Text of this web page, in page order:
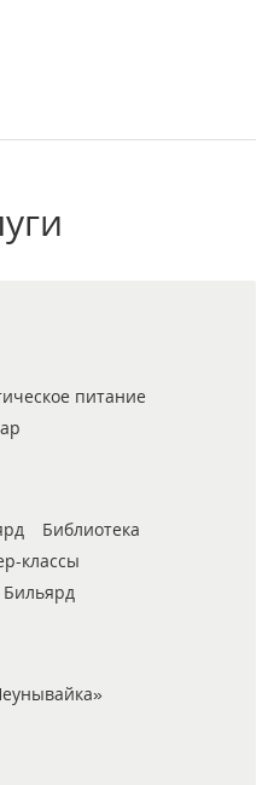
питание
Библиотека
классы
Бильярд